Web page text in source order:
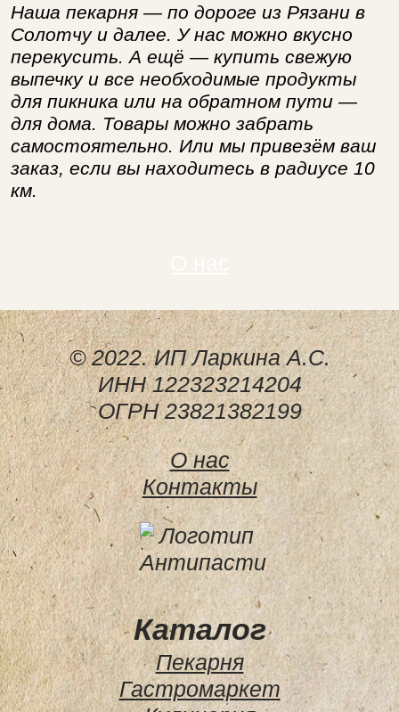
Наша пекарня — по дороге из Рязани в
Солотчу и далее. У нас можно вкусно
перекусить. А ещё — купить свежую
выпечку и все необходимые продукты
для пикника или на обратном пути —
для дома. Товары можно забрать
самостоятельно. Или мы привезём ваш
заказ, если вы находитесь в радиусе 10
км.
© 2022. ИП Ларкина А.С.
ИНН 122323214204
ОГРН 23821382199
О нас
Контакты
Каталог
Пекарня
Гастромаркет